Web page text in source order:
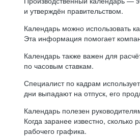
и утверждён правительством.
Календарь можно использовать
Эта информация помогает
Календарь также важен для
по часовым ставкам.
Специалист по кадрам
дни выпадают на отпуск, его
Календарь полезен
Когда заранее известно,
рабочего графика.